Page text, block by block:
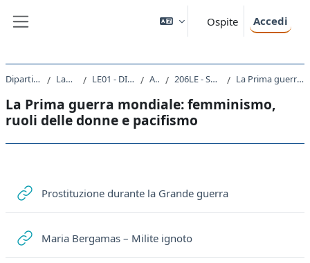
Ospite Accedi
Dipartimento di Studi Umanistici Laurea triennale (DM270) LE01 - DISCIPLINE STORICHE E FILOSOFICHE A.A. 2021 - 2022 206LE - STORIA DELLE DONNE E DI GENERE 2021 La Prima guerra mondiale: femminismo, ruoli delle donne e pacifismo
La Prima guerra mondiale: femminismo,
ruoli delle donne e pacifismo
Prostituzione durante la Grande guerraURL
Maria Bergamas – Milite ignotoURL